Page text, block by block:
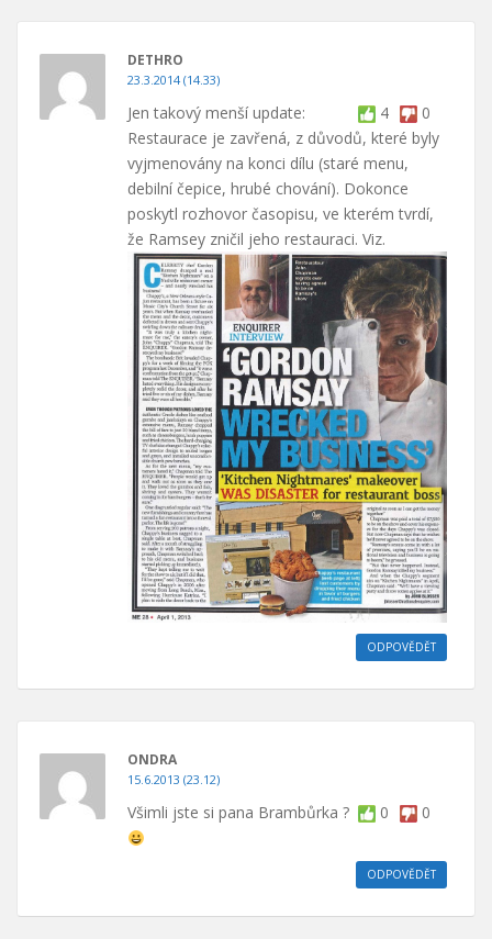
DETHRO
23.3.2014 (14.33)
4 0
Jen takový menší update:
Restaurace je zavřená, z důvodů, které byly
vyjmenovány na konci dílu (staré menu,
debilní čepice, hrubé chování). Dokonce
poskytl rozhovor časopisu, ve kterém tvrdí,
že Ramsey zničil jeho restauraci. Viz.
ODPOVĚDĚT
ONDRA
15.6.2013 (23.12)
0 0
Všimli jste si pana Brambůrka ?
ODPOVĚDĚT